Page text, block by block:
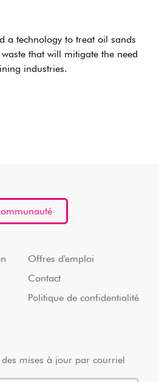
a technology to treat oil sands
that will mitigate the need
industries.
Offres d'emploi
Contact
Politique de confidentialité
mises à jour par courriel